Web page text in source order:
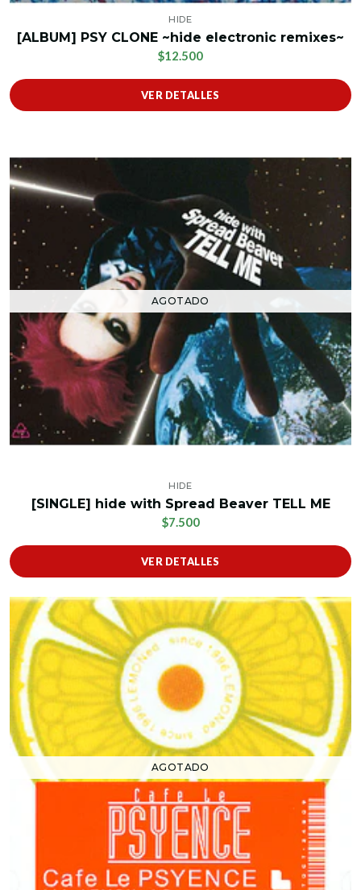
HIDE
[ALBUM] PSY CLONE ~hide electronic remixes~
$12.500
VER DETALLES
AGOTADO
HIDE
[SINGLE] hide with Spread Beaver TELL ME
$7.500
VER DETALLES
AGOTADO